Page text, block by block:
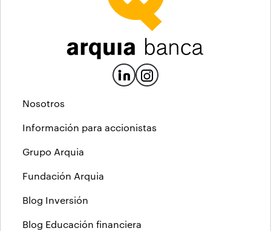
Nosotros
Información para accionistas
Grupo Arquia
Fundación Arquia
Blog Inversión
Blog Educación financiera